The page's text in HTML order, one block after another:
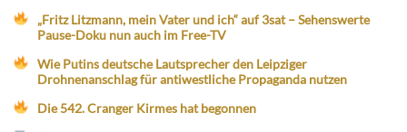
„Fritz Litzmann, mein Vater und ich“ auf 3sat – Sehenswerte
Pause-Doku nun auch im Free-TV
Wie Putins deutsche Lautsprecher den Leipziger
Drohnenanschlag für antiwestliche Propaganda nutzen
Die 542. Cranger Kirmes hat begonnen